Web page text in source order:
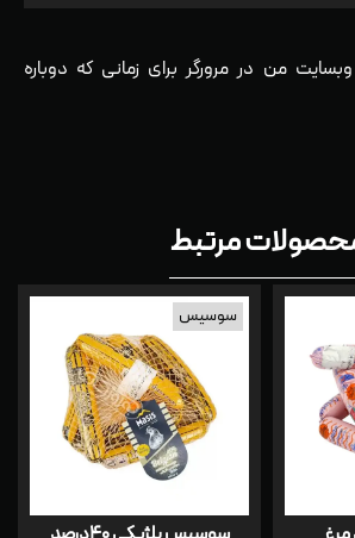
من در مرورگر برای زمانی که دوباره
مرتبط
سوسیس